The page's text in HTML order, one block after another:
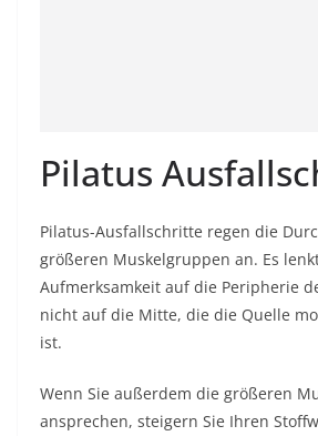
Pilatus
Pilatus-Ausfallschritte regen die
größeren Muskelgruppen an. Es
Aufmerksamkeit auf die Peripherie
nicht auf die Mitte, die die Quelle
ist.
Wenn Sie außerdem die größeren
ansprechen, steigern Sie Ihren